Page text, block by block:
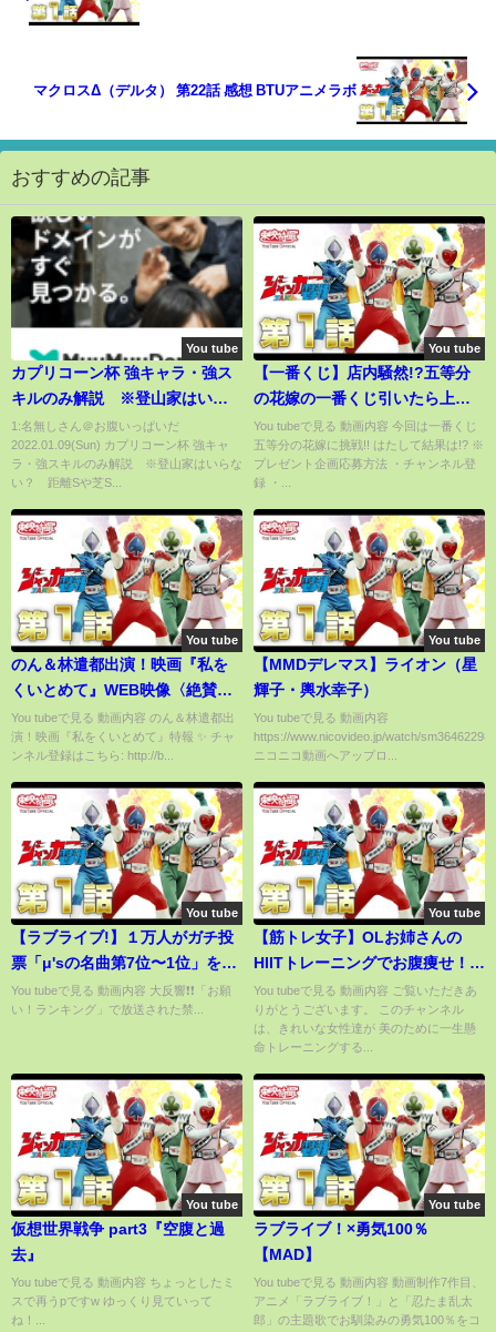
マクロスΔ（デルタ） 第22話 感想 BTUアニメラボ
おすすめの記事
You tube
カプリコーン杯 強キャラ・強ス
キルのみ解説 ※登山家はいら
ない？ 距離Sや芝Sはどっちが
上か一目でわかります。『ウマ
娘プリティーダービー』
1:名無しさん＠お腹いっぱいだ
2022.01.09(Sun) カプリコーン杯 強キャ
ラ・強スキルのみ解説 ※登山家はいらな
い？ 距離Sや芝S...
You tube
【一番くじ】店内騒然!?五等分
の花嫁の一番くじ引いたら上位
賞当てすぎてとんでもないこと
になったww
You tubeで見る 動画内容 今回は一番くじ
五等分の花嫁に挑戦!! はたして結果は!? ※
プレゼント企画応募方法 ・チャンネル登
録 ・...
You tube
のん＆林遣都出演！映画『私を
くいとめて』WEB映像〈絶賛公
開中〉
You tubeで見る 動画内容 のん＆林遣都出
演！映画『私をくいとめて』特報 ✨ チャ
ンネル登録はこちら: http://b...
You tube
【MMDデレマス】ライオン（星
輝子・輿水幸子）
You tubeで見る 動画内容
https://www.nicovideo.jp/watch/sm36462298
ニコニコ動画へアップロ...
You tube
【ラブライブ!】１万人がガチ投
票「μ'sの名曲第7位〜1位」を特
別公開👭💓ファン待望の＜見逃
し配信＞【お願い！ランキン
You tubeで見る 動画内容 大反響❗️❗️「お願
い！ランキング」で放送された禁...
You tube
【筋トレ女子】OLお姉さんの
HIITトレーニングでお腹痩せ！
（Muscle training girls）
You tubeで見る 動画内容 ご覧いただきあ
りがとうございます。 このチャンネル
は、きれいな女性達が 美のために一生懸
命トレーニングする...
You tube
仮想世界戦争 part3『空腹と過
去』
You tubeで見る 動画内容 ちょっとしたミ
スで再うpですw ゆっくり見ていって
ね！...
You tube
ラブライブ！×勇気100％
【MAD】
You tubeで見る 動画内容 動画制作7作目、
アニメ「ラブライブ！」と「忍たま乱太
郎」の主題歌でお馴染みの勇気100％をコ